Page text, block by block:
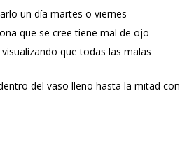
un día martes o viernes
que se cree tiene mal de ojo
que todas las malas
del vaso lleno hasta la mitad con